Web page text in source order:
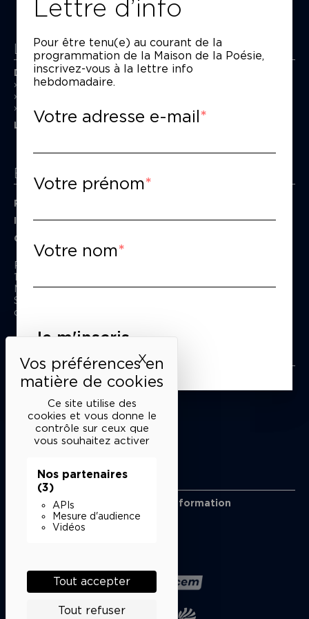
Ce site utilise des
cookies et vous donne le
contrôle sur ceux que
vous souhaitez activer
Nos partenaires
(3)
APIs
Mesure d'audience
Vidéos
Tout accepter
Tout refuser
XMasquer le bandeau des
La Maison de la Poésie
Découvrir
En photos
L’équipe
Espace pro
Privatiser une salle
Informations techniques
Contact presse
Passage Moliėre
157, rue Saint-Martin - 75003 Paris
M° Rambuteau - RER Les Halles
Standard tél : 01 44 54 53 00
du mardi au samedi de 15h à 18h
Liens utiles
Mentions légales
Conditions générales de vente
Cookies
Restons en lien
Inscrivez-vous à notre lettre d’information
Suivez-nous sur les réseaux
Lettre d’info
Pour être tenu(e) au courant de la
programmation de la Maison de la Poésie,
inscrivez-vous à la lettre info
hebdomadaire.
Votre adresse e-mail
Votre prénom
Votre nom
Je m'inscris